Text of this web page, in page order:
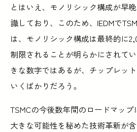
とはいえ、モノリシック構成が早
識しており、このため、IEDMで
は、モノリシック構成は最終的に
制限されることが明らかにされて
きな数字ではあるが、チップレッ
いくばかりだろう。
TSMCの今後数年間のロードマッ
大きな可能性を秘めた技術革新が